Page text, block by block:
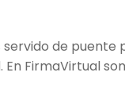
de puente
FirmaVirtual